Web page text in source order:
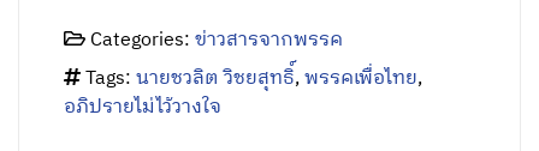
Categories:ข่าวสารจากพรรค
Tags:นายชวลิต วิชยสุทธิ์,พรรคเพื่อไทย,
อภิปรายไม่ไว้วางใจ